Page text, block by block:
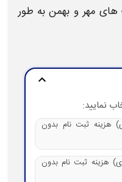
های مهر و بهمن به طور
expand_more
نمایید:
دقیقه ای) هزینه ثبت نام بدون
(30 دقیقه ای) هزینه ثبت نام بدون